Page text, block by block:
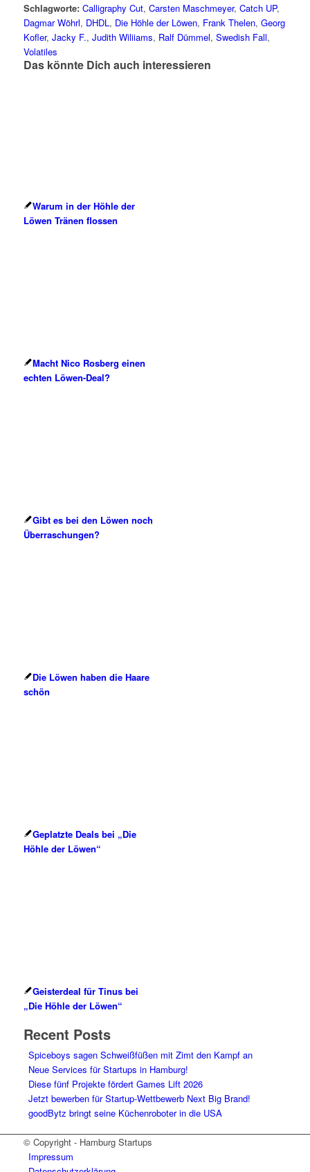
Schlagworte: Calligraphy Cut, Carsten Maschmeyer, Catch UP,
Dagmar Wöhrl, DHDL, Die Höhle der Löwen, Frank Thelen, Georg
Kofler, Jacky F., Judith Wiliiams, Ralf Dümmel, Swedish Fall,
Volatiles
Das könnte Dich auch interessieren
Warum in der Höhle der
Löwen Tränen flossen
Macht Nico Rosberg einen
echten Löwen-Deal?
Gibt es bei den Löwen noch
Überraschungen?
Die Löwen haben die Haare
schön
Geplatzte Deals bei „Die
Höhle der Löwen“
Geisterdeal für Tinus bei
„Die Höhle der Löwen“
Recent Posts
Spiceboys sagen Schweißfüßen mit Zimt den Kampf an
Neue Services für Startups in Hamburg!
Diese fünf Projekte fördert Games Lift 2026
Jetzt bewerben für Startup-Wettbewerb Next Big Brand!
goodBytz bringt seine Küchenroboter in die USA
© Copyright - Hamburg Startups
Impressum